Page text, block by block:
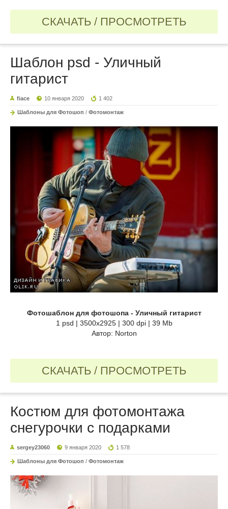
СКАЧАТЬ / ПРОСМОТРЕТЬ
Шаблон psd - Уличный
гитарист
fiace 10 января 2020 1 402
Шаблоны для Фотошоп / Фотомонтаж
Фотошаблон для фотошопа - Уличный гитарист
1 psd | 3500x2925 | 300 dpi | 39 Mb
Автор: Norton
СКАЧАТЬ / ПРОСМОТРЕТЬ
Костюм для фотомонтажа
снегурочки с подарками
sergey23060 9 января 2020 1 578
Шаблоны для Фотошоп / Фотомонтаж